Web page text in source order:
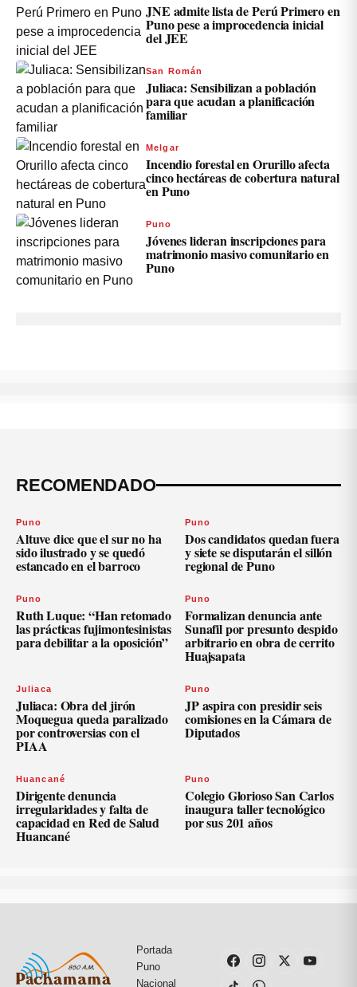
JNE admite lista de Perú Primero en
Puno pese a improcedencia inicial
del JEE
San Román
Juliaca: Sensibilizan a población
para que acudan a planificación
familiar
Melgar
Incendio forestal en Orurillo afecta
cinco hectáreas de cobertura natural
en Puno
Puno
Jóvenes lideran inscripciones para
matrimonio masivo comunitario en
Puno
RECOMENDADO
Puno
Altuve dice que el sur no ha
sido ilustrado y se quedó
estancado en el barroco
Puno
Dos candidatos quedan fuera
y siete se disputarán el sillón
regional de Puno
Puno
Ruth Luque: “Han retomado
las prácticas fujimontesinistas
para debilitar a la oposición”
Puno
Formalizan denuncia ante
Sunafil por presunto despido
arbitrario en obra de cerrito
Huajsapata
Juliaca
Juliaca: Obra del jirón
Moquegua queda paralizado
por controversias con el
PIAA
Puno
JP aspira con presidir seis
comisiones en la Cámara de
Diputados
Huancané
Dirigente denuncia
irregularidades y falta de
capacidad en Red de Salud
Huancané
Puno
Colegio Glorioso San Carlos
inaugura taller tecnológico
por sus 201 años
Portada
Puno
Nacional